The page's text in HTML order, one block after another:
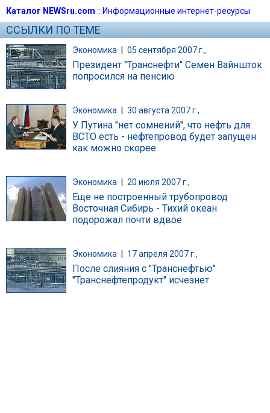
Каталог NEWSru.com :: Информационные интернет-ресурсы
ССЫЛКИ ПО ТЕМЕ
Экономика | 05 сентября 2007 г.,
Президент "Транснефти" Семен Вайншток
попросился на пенсию
Экономика 30 августа 2007 г.,
У Путина "нет сомнений", что нефть для
ВСТО есть - нефтепровод будет запущен
как можно скорее
Экономика 20 июля 2007 г.,
Еще не построенный трубопровод
Восточная Сибирь - Тихий океан
подорожал почти вдвое
Экономика 17 апреля 2007 г.,
После слияния с "Транснефтью"
"Транснефтепродукт" исчезнет